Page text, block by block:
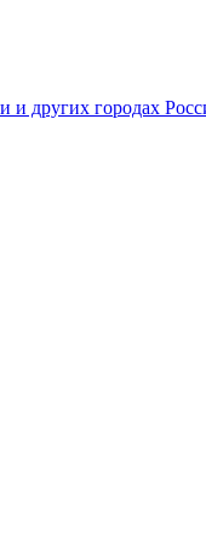
и других городах